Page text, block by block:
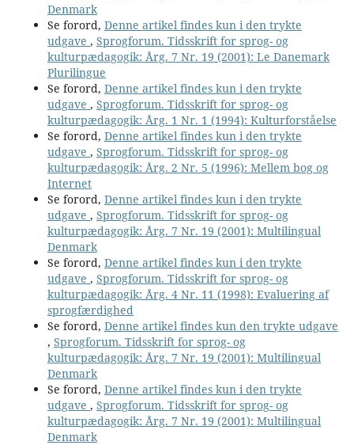
Denmark
Se forord, Denne artikel findes kun i den trykte
udgave , Sprogforum. Tidsskrift for sprog- og
kulturpædagogik: Årg. 7 Nr. 19 (2001): Le Danemark
Plurilingue
Se forord, Denne artikel findes kun i den trykte
udgave , Sprogforum. Tidsskrift for sprog- og
kulturpædagogik: Årg. 1 Nr. 1 (1994): Kulturforståelse
Se forord, Denne artikel findes kun i den trykte
udgave , Sprogforum. Tidsskrift for sprog- og
kulturpædagogik: Årg. 2 Nr. 5 (1996): Mellem bog og
Internet
Se forord, Denne artikel findes kun i den trykte
udgave , Sprogforum. Tidsskrift for sprog- og
kulturpædagogik: Årg. 7 Nr. 19 (2001): Multilingual
Denmark
Se forord, Denne artikel findes kun i den trykte
udgave , Sprogforum. Tidsskrift for sprog- og
kulturpædagogik: Årg. 4 Nr. 11 (1998): Evaluering af
sprogfærdighed
Se forord, Denne artikel findes kun den trykte udgave
, Sprogforum. Tidsskrift for sprog- og
kulturpædagogik: Årg. 7 Nr. 19 (2001): Multilingual
Denmark
Se forord, Denne artikel findes kun i den trykte
udgave , Sprogforum. Tidsskrift for sprog- og
kulturpædagogik: Årg. 7 Nr. 19 (2001): Multilingual
Denmark